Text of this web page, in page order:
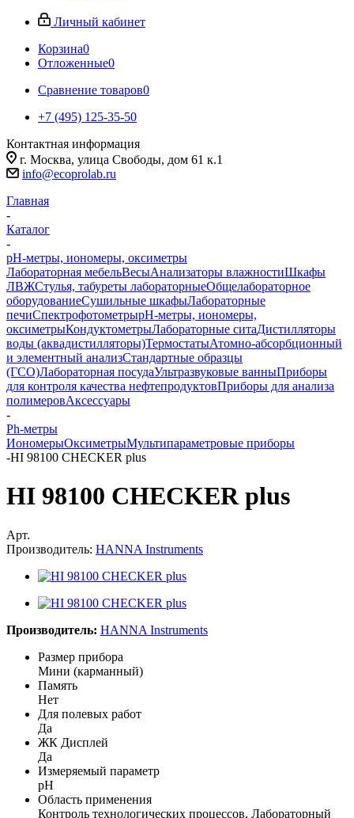
Личный кабинет
Корзина0
Отложенные0
Сравнение товаров0
+7 (495) 125-35-50
Контактная информация
г. Москва, улица Свободы, дом 61 к.1
info@ecoprolab.ru
Главная
-
Каталог
-
pH-метры, иономеры, оксиметры
Лабораторная мебельВесыАнализаторы влажностиШкафы
ЛВЖСтулья, табуреты лабораторныеОбщелабораторное
оборудованиеСушильные шкафыЛабораторные
печиСпектрофотометрыpH-метры, иономеры,
оксиметрыКондуктометрыЛабораторные ситаДистилляторы
воды (аквадистилляторы)ТермостатыАтомно-абсорбционный
и элементный анализСтандартные образцы
(ГСО)Лабораторная посудаУльтразвуковые ванныПриборы
для контроля качества нефтепродуктовПриборы для анализа
полимеровАксессуары
-
Ph-метры
ИономерыОксиметрыМультипараметровые приборы
-HI 98100 CHECKER plus
HI 98100 CHECKER plus
Арт.
Производитель: HANNA Instruments
Производитель: HANNA Instruments
Размер прибора
Мини (карманный)
Память
Нет
Для полевых работ
Да
ЖК Дисплей
Да
Измеряемый параметр
pH
Область применения
Контроль технологических процессов, Лабораторный